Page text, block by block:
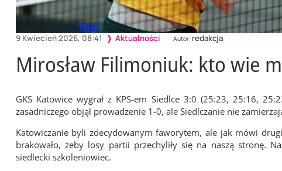
9 Kwiecień 2026, 08:41 Aktualności Autor: redakcja
Mirosław Filimoniuk: kto wie
GKS Katowice wygrał z KPS-em Siedlce 3:0 (25:23, 25:16,
zasadniczego objął prowadzenie 1-0, ale Siedlczanie nie
Katowiczanie byli zdecydowanym faworytem, ale jak mówi
brakowało, żeby losy partii przechyliły się na naszą stronę.
siedlecki szkoleniowiec.